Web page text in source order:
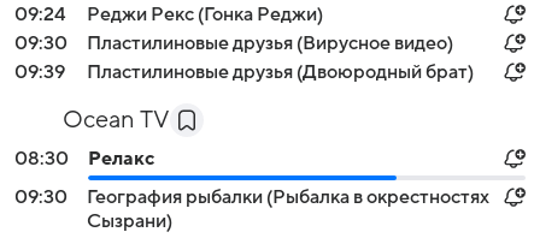
09:24
Реджи Рекс (Гонка Реджи)
09:30
Пластилиновые друзья (Вирусное видео)
09:39
Пластилиновые друзья (Двоюродный брат)
Ocean TV
08:30
Релакс
09:30
География рыбалки (Рыбалка в окрестностях
Сызрани)